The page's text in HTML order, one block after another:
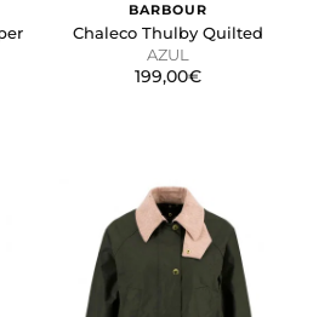
BARBOUR
Chaleco Thulby Quilted
AZUL
199,00€